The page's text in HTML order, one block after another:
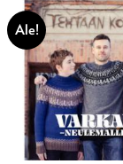
Ale!